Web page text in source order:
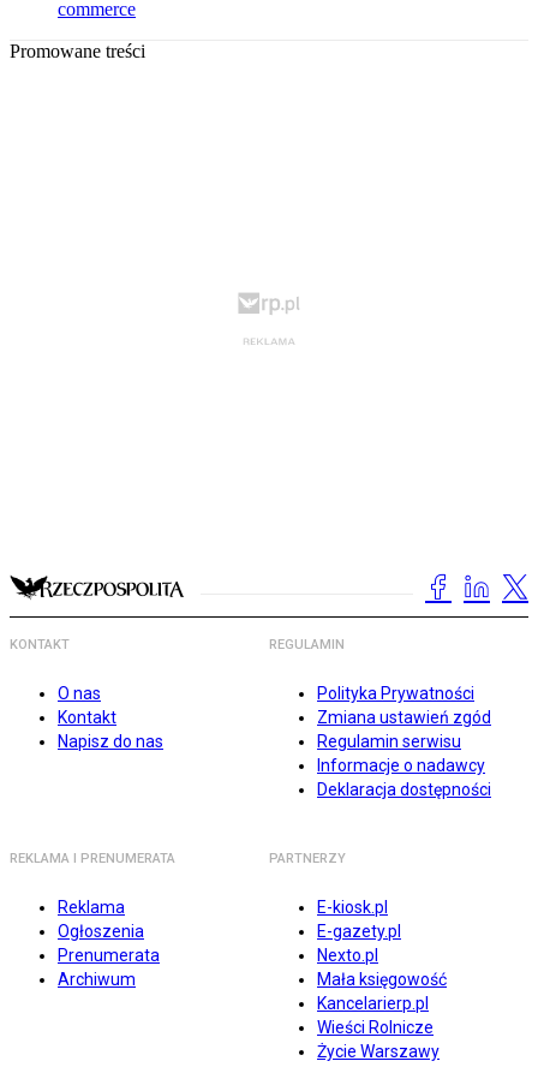
commerce
Promowane treści
KONTAKT
O nas
Kontakt
Napisz do nas
REGULAMIN
Polityka Prywatności
Zmiana ustawień zgód
Regulamin serwisu
Informacje o nadawcy
Deklaracja dostępności
REKLAMA I PRENUMERATA
Reklama
Ogłoszenia
Prenumerata
Archiwum
PARTNERZY
E-kiosk.pl
E-gazety.pl
Nexto.pl
Mała księgowość
Kancelarierp.pl
Wieści Rolnicze
Życie Warszawy